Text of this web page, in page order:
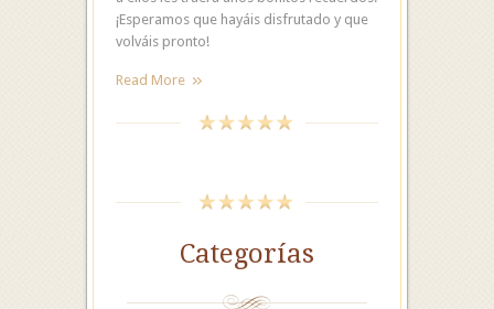
¡Esperamos que hayáis disfrutado y que
volváis pronto!
Read More
Categorías